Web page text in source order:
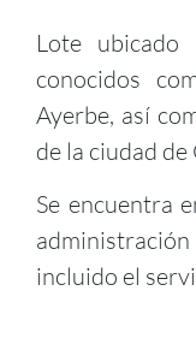
Lote
conocidos
Ayerbe, así
de la ciudad de
Se encuentra
incluido el